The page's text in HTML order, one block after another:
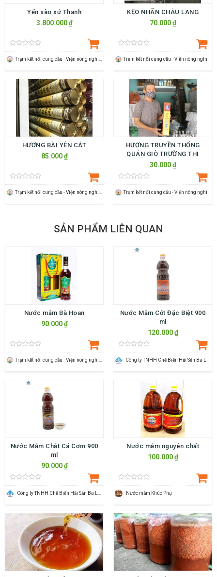
Yến sào xứ Thanh
3.800.000 ₫
KẸO NHÃN CHÂU LANG
70.000 ₫
HƯƠNG BÀI YÊN CÁT
85.000 ₫
HƯƠNG TRUYỀN THỐNG
QUÁN GIÒ TRƯỜNG THI
30.000 ₫
SẢN PHẨM LIÊN QUAN
Nước mắm Bà Hoan
90.000 ₫
Nước Mắm Cốt Đặc Biệt 900
ml
120.000 ₫
Nước Mắm Chắt Cá Cơm 900
ml
90.000 ₫
Nước mắm nguyên chất
100.000 ₫
Nước mắm Khúc Phụ